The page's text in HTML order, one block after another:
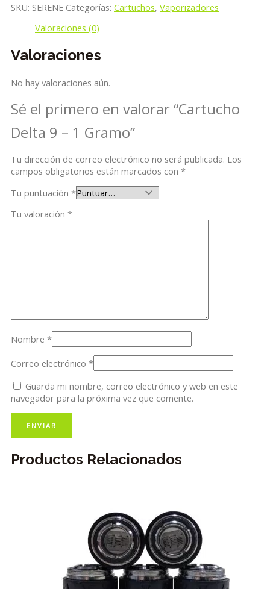
SKU: SERENE Categorías: Cartuchos, Vaporizadores
Valoraciones (0)
Valoraciones
No hay valoraciones aún.
Sé el primero en valorar “Cartucho
Delta 9 – 1 Gramo”
Tu dirección de correo electrónico no será publicada. Los
campos obligatorios están marcados con *
Tu puntuación *
Tu valoración *
Nombre *
Correo electrónico *
Guarda mi nombre, correo electrónico y web en este
navegador para la próxima vez que comente.
Productos Relacionados